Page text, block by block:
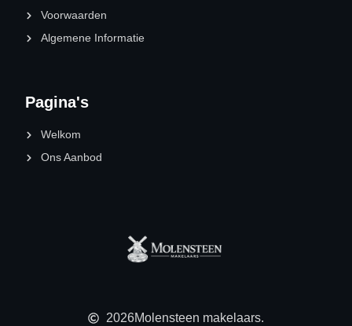
2026Molensteen makelaars.
Pagina's
Welkom
Ons Aanbod
Voorwaarden
Algemene Informatie